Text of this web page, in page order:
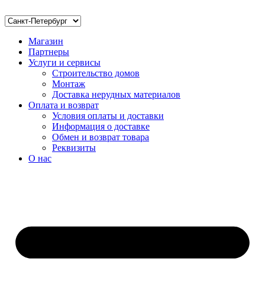
Магазин
Партнеры
Услуги и сервисы
Строительство домов
Монтаж
Доставка нерудных материалов
Оплата и возврат
Условия оплаты и доставки
Информация о доставке
Обмен и возврат товара
Реквизиты
О нас